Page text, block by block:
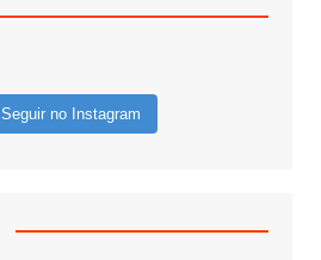
Seguir no Instagram